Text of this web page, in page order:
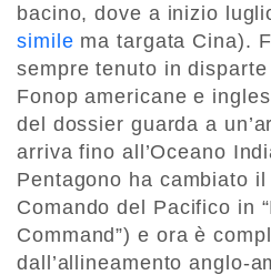
bacino, dove a inizio
simile ma targata Cina).
sempre tenuto in
Fonop americane e
del dossier guarda a
arriva fino all’Oceano
Pentagono ha cambiato
Comando del Pacifico in
Command”) e ora è
dall’allineamento anglo-